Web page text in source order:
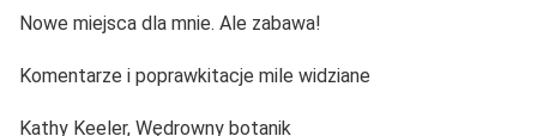
Nowe miejsca dla mnie. Ale zabawa!
Komentarze i poprawkitacje mile widziane
Kathy Keeler, Wędrowny botanik